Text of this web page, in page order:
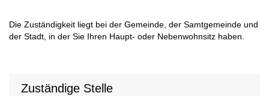
Die Zuständigkeit liegt bei der Gemeinde, der Samtgemeinde und
der Stadt, in der Sie Ihren Haupt- oder Nebenwohnsitz haben.
Zuständige Stelle